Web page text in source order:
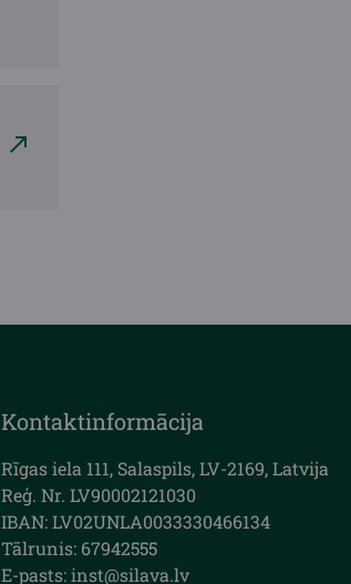
Kontaktinformācija
Rīgas iela 111, Salaspils, LV-2169, Latvija
Reģ. Nr. LV90002121030
IBAN: LV02UNLA0033330466134
Tālrunis: 67942555
E-pasts: inst@silava.lv